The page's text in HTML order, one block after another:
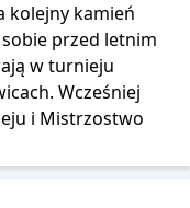
kolejny kamień
przed letnim
w turnieju
Wcześniej
i Mistrzostwo